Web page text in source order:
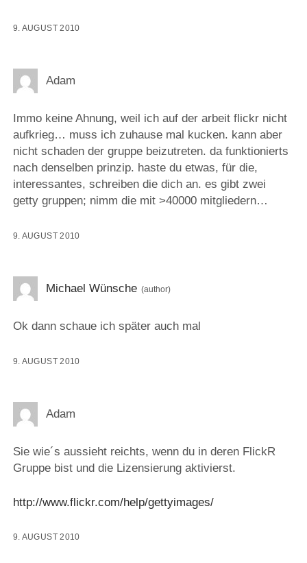
9. AUGUST 2010
Adam
Immo keine Ahnung, weil ich auf der arbeit flickr nicht
aufkrieg… muss ich zuhause mal kucken. kann aber
nicht schaden der gruppe beizutreten. da funktionierts
nach denselben prinzip. haste du etwas, für die,
interessantes, schreiben die dich an. es gibt zwei
getty gruppen; nimm die mit >40000 mitgliedern…
9. AUGUST 2010
Michael Wünsche
Ok dann schaue ich später auch mal
9. AUGUST 2010
Adam
Sie wie´s aussieht reichts, wenn du in deren FlickR
Gruppe bist und die Lizensierung aktivierst.
http://www.flickr.com/help/gettyimages/
9. AUGUST 2010